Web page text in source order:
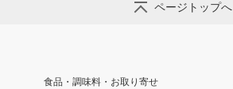
ページトップへ
食品・調味料・お取り寄せ